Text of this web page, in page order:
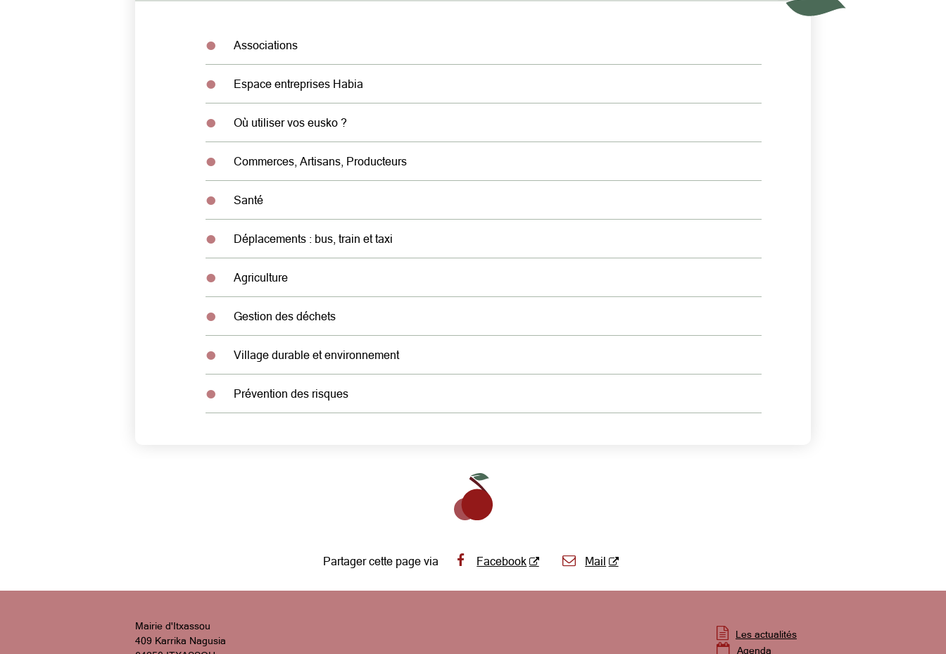
Associations
Espace entreprises Habia
Où utiliser vos eusko ?
Commerces, Artisans, Producteurs
Santé
Déplacements : bus, train et taxi
Agriculture
Gestion des déchets
Village durable et environnement
Prévention des risques
Partager cette page via Facebook Mail
Mairie d'Itxassou
409 Karrika Nagusia
 Les actualités
 Agenda